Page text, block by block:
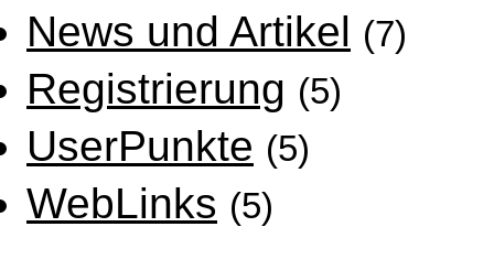
News und Artikel (7)
Registrierung (5)
UserPunkte (5)
WebLinks (5)